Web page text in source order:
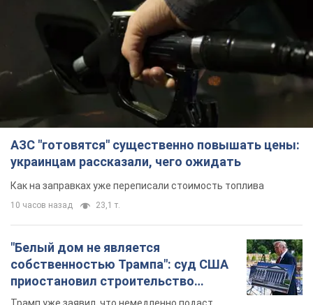
АЗС "готовятся" существенно повышать цены:
украинцам рассказали, чего ожидать
Как на заправках уже переписали стоимость топлива
10 часов назад 23,1 т.
"Белый дом не является
собственностью Трампа": суд США
приостановил строительство
бального зала стоимостью 400 млн